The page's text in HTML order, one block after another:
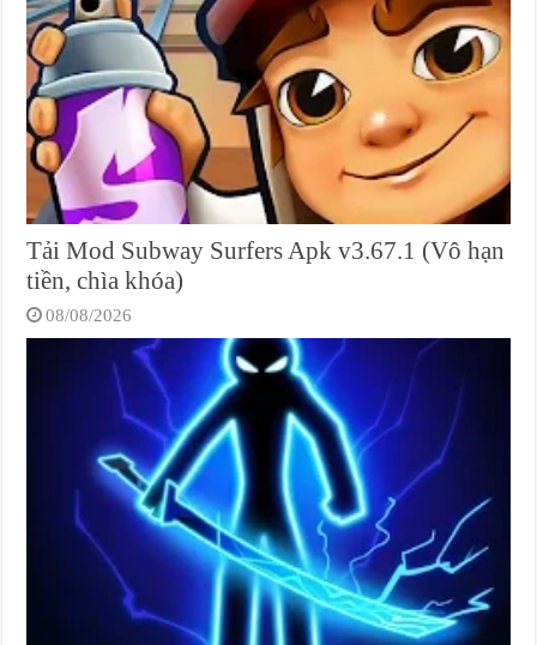
Tải Mod Subway Surfers Apk v3.67.1 (Vô hạn
tiền, chìa khóa)
08/08/2026